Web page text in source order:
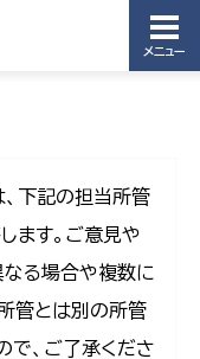
メニュー
下記の担当所管
ます。ご意見や
る場合や複数に
管とは別の所管
で、ご了承くださ